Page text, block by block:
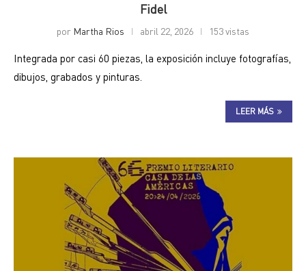
Fidel
por Martha Rios abril 22, 2026 153 vistas
Integrada por casi 60 piezas, la exposición incluye fotografías,
dibujos, grabados y pinturas.
LEER MÁS